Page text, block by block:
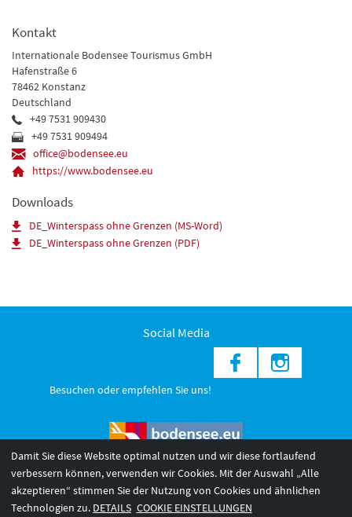
Kontakt
Internationale Bodensee Tourismus GmbH
Hafenstraße 6
78462 Konstanz
Deutschland
+49 7531 909430
+49 7531 909494
office@bodensee.eu
https://www.bodensee.eu
Downloads
DE_Winterspass ohne Grenzen (MS-Word)
DE_Winterspass ohne Grenzen (PDF)
Social Media
Besuchen oder empfehlen Sie uns!
© 2026 Internationale Bodensee Tourismus GmbH
Damit Sie diese Website optimal nutzen und wir diese fortlaufend
verbessern können, verwenden wir Cookies. Mit der Auswahl „Alle
akzeptieren“ stimmen Sie der Nutzung von Cookies und ähnlichen
Technologien zu. DETAILS COOKIE EINSTELLUNGEN